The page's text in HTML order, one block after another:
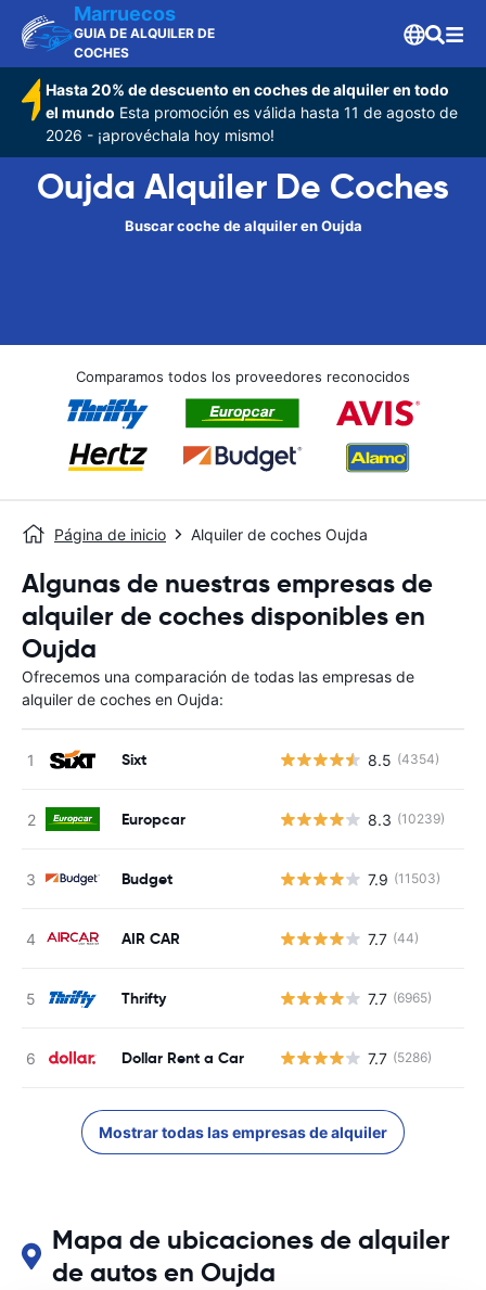
Marruecos
GUIA DE ALQUILER DE
COCHES
Hasta 20% de descuento en coches de alquiler en todo
el mundo Esta promoción es válida hasta 11 de agosto de
2026 - ¡aprovéchala hoy mismo!
Oujda Alquiler De Coches
Buscar coche de alquiler en Oujda
Comparamos todos los proveedores reconocidos
Página de inicio Alquiler de coches Oujda
Algunas de nuestras empresas de
alquiler de coches disponibles en
Oujda
Ofrecemos una comparación de todas las empresas de
alquiler de coches en Oujda:
Sixt 8.5 (4354)
Europcar 8.3 (10239)
Budget 7.9 (11503)
AIR CAR 7.7 (44)
Thrifty 7.7 (6965)
Dollar Rent a Car 7.7 (5286)
Mostrar todas las empresas de alquiler
Mapa de ubicaciones de alquiler
de autos en Oujda